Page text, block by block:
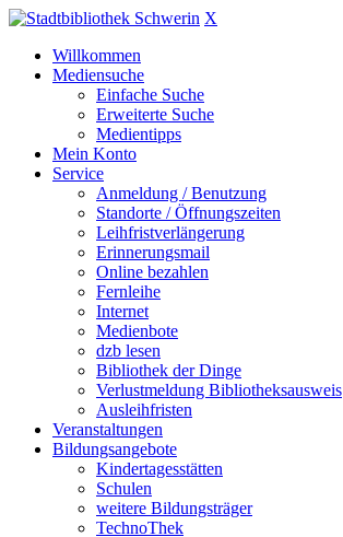
X
Willkommen
Mediensuche
Einfache Suche
Erweiterte Suche
Medientipps
Mein Konto
Service
Anmeldung / Benutzung
Standorte / Öffnungszeiten
Leihfristverlängerung
Erinnerungsmail
Online bezahlen
Fernleihe
Internet
Medienbote
dzb lesen
Bibliothek der Dinge
Verlustmeldung Bibliotheksausweis
Ausleihfristen
Veranstaltungen
Bildungsangebote
Kindertagesstätten
Schulen
weitere Bildungsträger
TechnoThek